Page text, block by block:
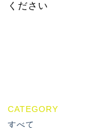
ください
CATEGORY
すべて